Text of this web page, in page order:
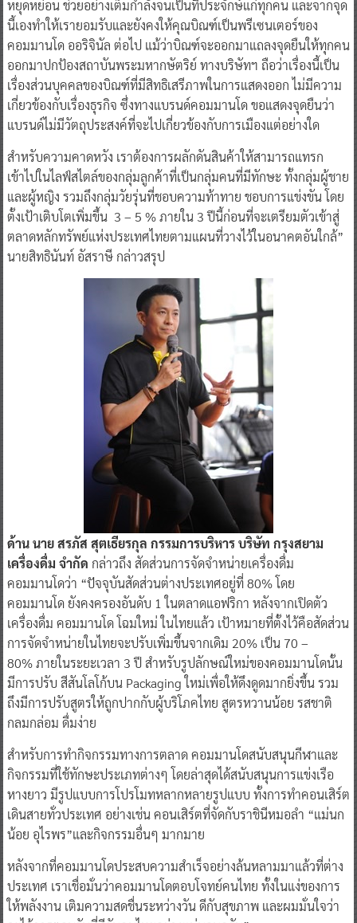
หยุดหย่อน ช่วยอย่างเต็มกำลังจนเป็นที่ประจักษ์แก่ทุกคน และจากจุด
นี้เองทำให้เรายอมรับและยังคงให้คุณบิณฑ์เป็นพรีเซนเตอร์ของ
คอมมานโด ออริจินัล ต่อไป แม้ว่าบิณฑ์จะออกมาแถลงจุดยืนให้ทุกคน
ออกมาปกป้องสถาบันพระมหากษัตริย์ ทางบริษัทฯ ถือว่าเรื่องนี้เป็น
เรื่องส่วนบุคคลของบิณฑ์ที่มีสิทธิเสรีภาพในการแสดงออก ไม่มีความ
เกี่ยวข้องกับเรื่องธุรกิจ ซึ่งทางแบรนด์คอมมานโด ขอแสดงจุดยืนว่า
แบรนด์ไม่มีวัตถุประสงค์ที่จะไปเกี่ยวข้องกับการเมืองแต่อย่างใด
สำหรับความคาดหวัง เราต้องการผลักดันสินค้าให้สามารถแทรก
เข้าไปในไลฟ์สไตล์ของกลุ่มลูกค้าที่เป็นกลุ่มคนที่มีทักษะ ทั้งกลุ่มผู้ชาย
และผู้หญิง รวมถึงกลุ่มวัยรุ่นที่ชอบความท้าทาย ชอบการแข่งขัน โดย
ตั้งเป้าเติบโตเพิ่มขึ้น 3 – 5 % ภายใน 3 ปีนี้ก่อนที่จะเตรียมตัวเข้าสู่
ตลาดหลักทรัพย์แห่งประเทศไทยตามแผนที่วางไว้ในอนาคตอันใกล้”
นายสิทธินันท์ อัสราษี กล่าวสรุป
ด้าน นาย สรภัส สุตเธียรกุล กรรมการบริหารบริษัท กรุงสยาม
เครื่องดื่ม จำกัด กล่าวถึง สัดส่วนการจัดจำหน่ายเครื่องดื่ม
คอมมานโดว่า “ปัจจุบันสัดส่วนต่างประเทศอยู่ที่ 80% โดย
คอมมานโด ยังคงครองอันดับ 1 ในตลาดแอฟริกา หลังจากเปิดตัว
เครื่องดื่ม คอมมานโด โฉมใหม่ ในไทยแล้ว เป้าหมายที่ตั้งไว้คือสัดส่วน
การจัดจำหน่ายในไทยจะปรับเพิ่มขึ้นจากเดิม 20% เป็น 70 –
80% ภายในระยะเวลา 3 ปี สำหรับรูปลักษณ์ใหม่ของคอมมานโดนั้น
มีการปรับ สีสันโลโก้บน Packaging ใหม่เพื่อให้ดึงดูดมากยิ่งขึ้น รวม
ถึงมีการปรับสูตรให้ถูกปากกับผู้บริโภคไทย สูตรหวานน้อย รสชาติ
กลมกล่อม ดื่มง่าย
สำหรับการทำกิจกรรมทางการตลาด คอมมานโดสนับสนุนกีฬาและ
กิจกรรมที่ใช้ทักษะประเภทต่างๆ โดยล่าสุดได้สนับสนุนการแข่งเรือ
หางยาว มีรูปแบบการโปรโมทหลากหลายรูปแบบ ทั้งการทำคอนเสิร์ต
เดินสายทั่วประเทศ อย่างเช่น คอนเสิร์ตที่จัดกับราชินีหมอลำ “แม่นก
น้อย อุไรพร”และกิจกรรมอื่นๆ มากมาย
หลังจากที่คอมมานโดประสบความสำเร็จอย่างล้นหลามมาแล้วที่ต่าง
ประเทศ เราเชื่อมั่นว่าคอมมานโดตอบโจทย์คนไทย ทั้งในแง่ของการ
ให้พลังงาน เติมความสดชื่นระหว่างวัน ดีกับสุขภาพ และผมมั่นใจว่า